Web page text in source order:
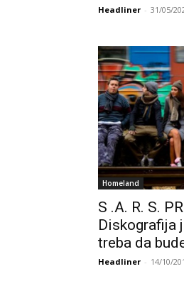
Headliner - 31/05/
Homeland
S .A. R. S.
Diskografija
treba da
Headliner - 14/10/